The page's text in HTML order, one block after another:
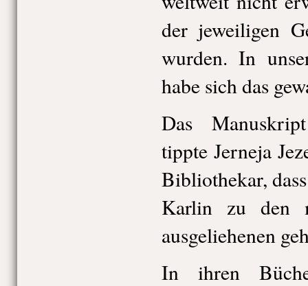
der jeweiligen
wurden. In
habe sich das
Das
tippte Jerneja
Bibliothekar,
Karlin zu den
ausgeliehenen
In ihren